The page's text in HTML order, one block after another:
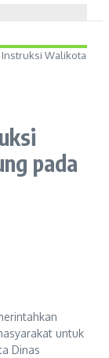
Instruksi Walikota
pada
untuk
Dinas